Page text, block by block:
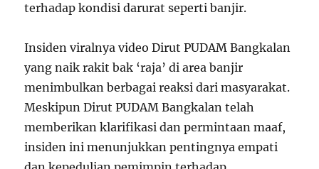
terhadap kondisi darurat seperti banjir.
Insiden viralnya video Dirut PUDAM Bangkalan
yang naik rakit bak ‘raja’ di area banjir
menimbulkan berbagai reaksi dari masyarakat.
Meskipun Dirut PUDAM Bangkalan telah
memberikan klarifikasi dan permintaan maaf,
insiden ini menunjukkan pentingnya empati